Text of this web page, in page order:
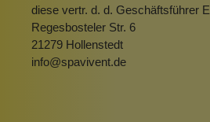
diese vertr. d. d. Geschäftsführer
Regesbosteler Str. 6
21279 Hollenstedt
info@spavivent.de